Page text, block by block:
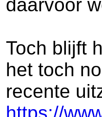
daarvoor
Toch blijft
het toch
recente